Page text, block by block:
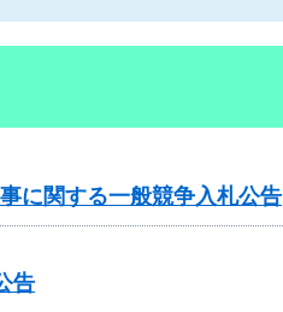
に関する一般競争入札公告
告